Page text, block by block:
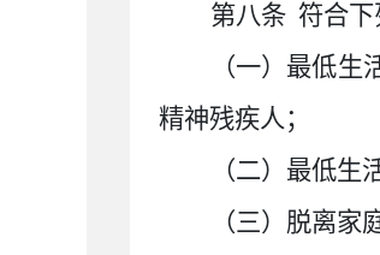
第八条 符合下
（一）最低
精神残疾人；
（二）最低
（三）脱离